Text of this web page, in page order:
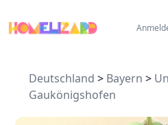
Deutschland > Bayern >
Gaukönigshofen